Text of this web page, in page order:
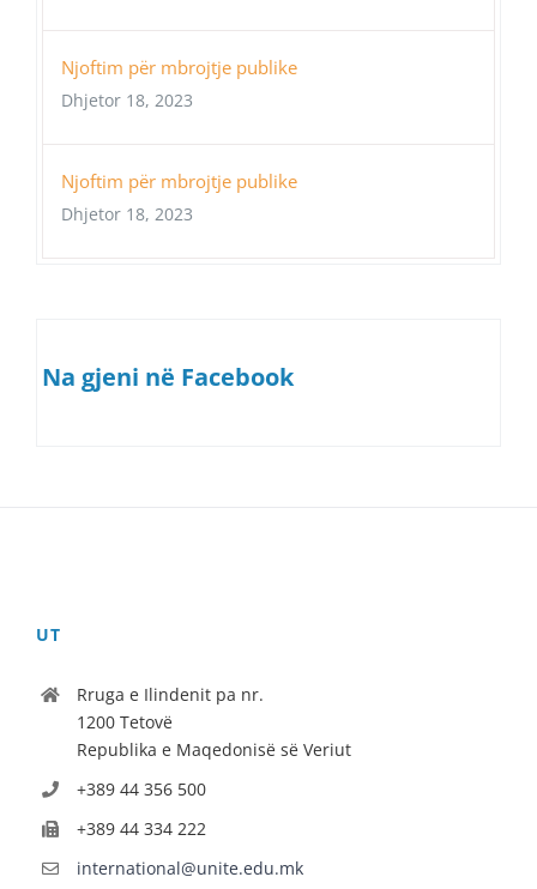
Njoftim për mbrojtje publike
Dhjetor 18, 2023
Njoftim për mbrojtje publike
Dhjetor 18, 2023
Na gjeni në Facebook
UT
Rruga e Ilindenit pa nr.
1200 Tetovë
Republika e Maqedonisë së Veriut
+389 44 356 500
+389 44 334 222
international@unite.edu.mk